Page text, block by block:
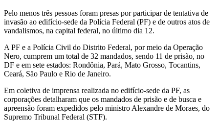
Pelo menos três pessoas foram presas por participar de tentativa de
invasão ao edifício-sede da Polícia Federal (PF) e de outros atos de
vandalismos, na capital federal, no último dia 12.
A PF e a Polícia Civil do Distrito Federal, por meio da Operação
Nero, cumprem um total de 32 mandados, sendo 11 de prisão, no
DF e em sete estados: Rondônia, Pará, Mato Grosso, Tocantins,
Ceará, São Paulo e Rio de Janeiro.
Em coletiva de imprensa realizada no edifício-sede da PF, as
corporações detalharam que os mandados de prisão e de busca e
apreensão foram expedidos pelo ministro Alexandre de Moraes, do
Supremo Tribunal Federal (STF).